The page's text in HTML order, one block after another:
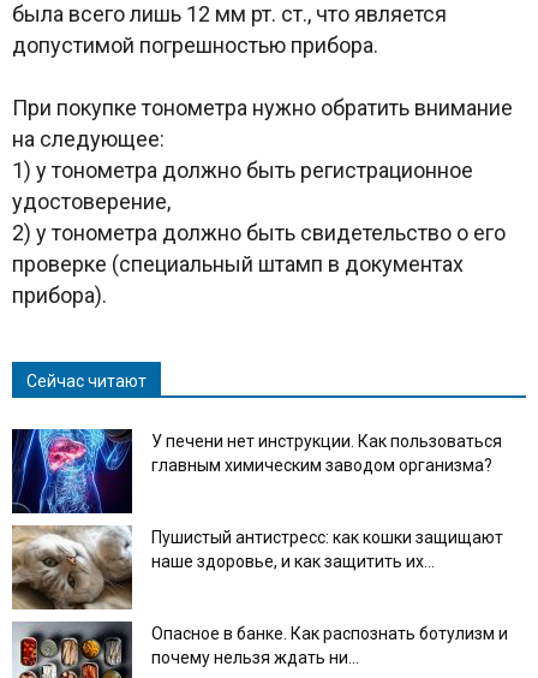
была всего лишь 12 мм рт. ст., что является
допустимой погрешностью прибора.
При покупке тонометра нужно обратить внимание
на следующее:
1) у тонометра должно быть регистрационное
удостоверение,
2) у тонометра должно быть свидетельство о его
проверке (специальный штамп в документах
прибора).
Сейчас читают
У печени нет инструкции. Как пользоваться
главным химическим заводом организма?
Пушистый антистресс: как кошки защищают
наше здоровье, и как защитить их...
Опасное в банке. Как распознать ботулизм и
почему нельзя ждать ни...